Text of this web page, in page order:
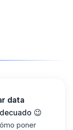
data
😉
poner